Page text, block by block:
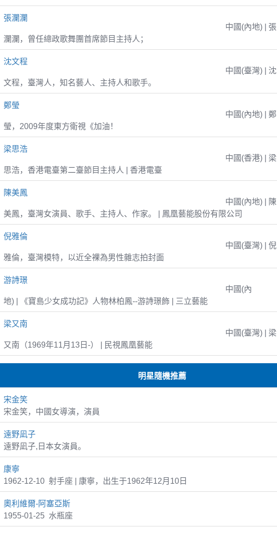
張瀾瀾
中國(內地) | 張
瀾瀾，曾任總政歌舞團首席節目主持人；
沈文程
中國(臺灣) | 沈
文程，臺灣人，知名藝人、主持人和歌手。
鄭瑩
中國(內地) | 鄭
瑩，2009年度東方衛視《加油！
梁思浩
中國(香港) | 梁
思浩，香港電臺第二臺節目主持人 | 香港電臺
陳美鳳
中國(內地) | 陳
美鳳，臺灣女演員、歌手、主持人、作家。 | 鳳凰藝能股份有限公司
倪雅倫
中國(臺灣) | 倪
雅倫，臺灣模特，以近全裸為男性雜志拍封面
游詩璟
中國(內
地) | 《寶島少女成功記》人物林柏鳳--游詩璟飾 | 三立藝能
梁又南
中國(臺灣) | 梁
又南（1969年11月13日-） | 民視鳳凰藝能
明星隨機推薦
宋金笑
宋金笑，中國女導演，演員
遠野凪子
遠野凪子,日本女演員。
康寧
1962-12-10 射手座 | 康寧，出生于1962年12月10日
奧利維爾-阿塞亞斯
1955-01-25 水瓶座